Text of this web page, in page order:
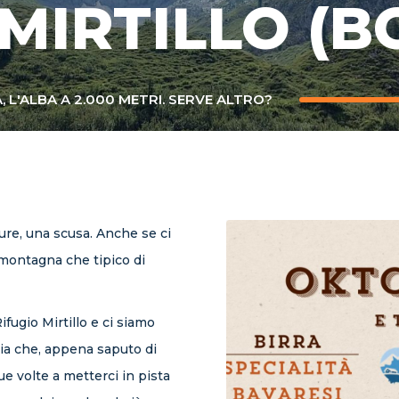
L'ALBA A 2.000 METRI. SERVE ALTRO?
una scusa. Anche se ci
che tipico di
Mirtillo e ci siamo
che, appena saputo di
volte a metterci in pista